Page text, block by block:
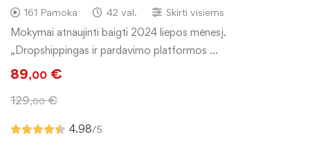
161 Pamoka 42 val. Skirti visiems
Mokymai atnaujinti baigti 2024 liepos mėnesį.
„Dropshippingas ir pardavimo platformos …
89,00 €
129,00 €
4.98/5